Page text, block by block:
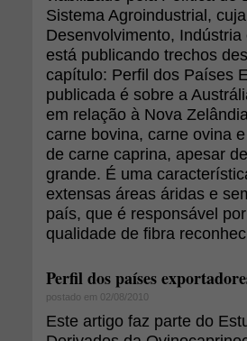
Sistema Agroindustrial,
Desenvolvimento,
está publicando trechos
capítulo: Perfil dos Países
publicada é sobre a
em relação à Nova
carne bovina, carne ovina
de carne caprina, apesar
grande. É uma
extensas áreas áridas e
país, que é responsável
qualidade de fibra
Perfil dos países
postado em 02/08/2010
Este artigo faz parte do